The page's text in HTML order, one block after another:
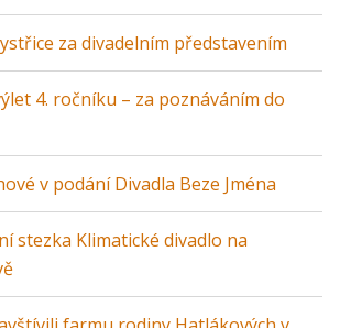
za divadelním představením
4. ročníku – za poznáváním do
v podání Divadla Beze Jména
stezka Klimatické divadlo na